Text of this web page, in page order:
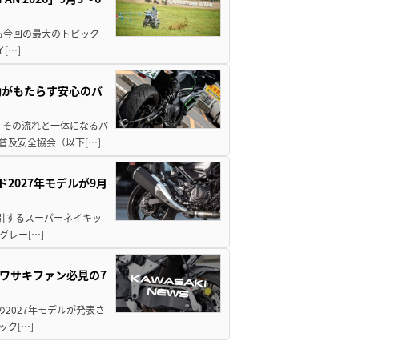
回の最大のトピック
[…]
もたらす安心のバ
の流れと一体になるバ
及安全協会（以下[…]
2027年モデルが9月
るスーパーネイキッ
グレー[…]
サキファン必見の7
2027年モデルが発表さ
ク[…]